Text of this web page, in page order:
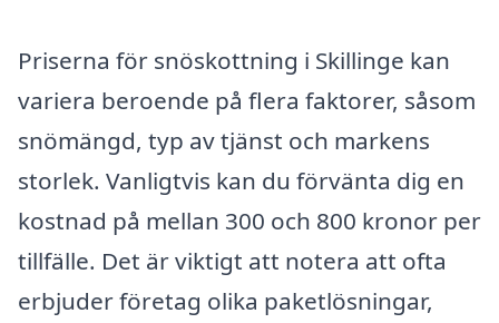
Priserna för snöskottning i Skillinge kan
variera beroende på flera faktorer, såsom
snömängd, typ av tjänst och markens
storlek. Vanligtvis kan du förvänta dig en
kostnad på mellan 300 och 800 kronor per
tillfälle. Det är viktigt att notera att ofta
erbjuder företag olika paketlösningar,